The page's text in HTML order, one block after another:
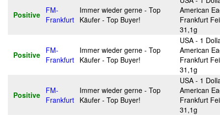
Positive
FM-
Frankfurt
Immer wieder gerne - Top
Käufer - Top Buyer!
American
Frankfurt
31,1g
Positive
FM-
Frankfurt
Immer wieder gerne - Top
Käufer - Top Buyer!
USA - 1
American
Frankfurt
31,1g
Positive
FM-
Frankfurt
Immer wieder gerne - Top
Käufer - Top Buyer!
USA - 1
American
Frankfurt
31,1g